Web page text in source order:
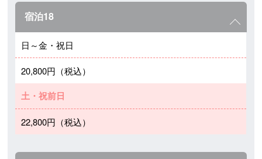
宿泊18
日～金・祝日
20,800円（税込）
土・祝前日
22,800円（税込）